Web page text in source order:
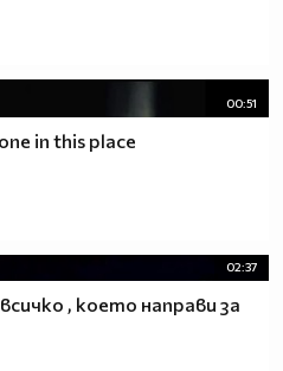
00:51
in this place
02:37
, което направи за